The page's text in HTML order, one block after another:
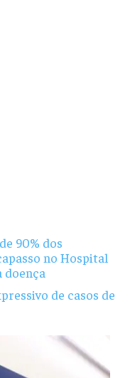
90% dos
no Hospital
doença
de casos de